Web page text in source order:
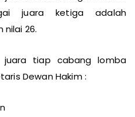
juara ketiga adalah
26.
juara tiap cabang lomba
Dewan Hakim :